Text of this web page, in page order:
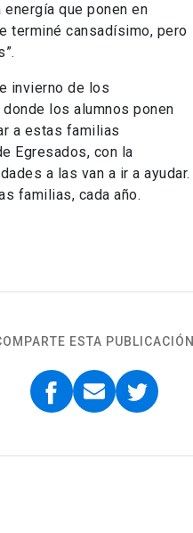
que ponen en
terminé cansadísimo, pero
invierno de los
los alumnos ponen
a estas familias
Egresados, con la
a las van a ir a ayudar.
familias, cada año.
ESTA PUBLICACIÓN